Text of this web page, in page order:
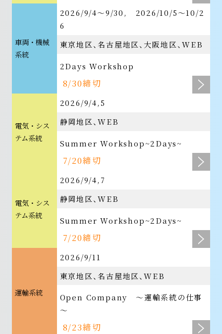
車両・機械
系統
2026/9/4〜9/30, 2026/10/5〜10/2
6
東京地区 名古屋地区 大阪地区 WEB
2Days Workshop
8/30締切
電気・シス
テム系統
2026/9/4,5
静岡地区 WEB
Summer Workshop~2Days~
7/20締切
電気・シス
テム系統
2026/9/4,7
静岡地区 WEB
Summer Workshop~2Days~
7/20締切
運輸系統
2026/9/11
東京地区 名古屋地区 WEB
Open Company ～運輸系統の仕事
～
8/23締切